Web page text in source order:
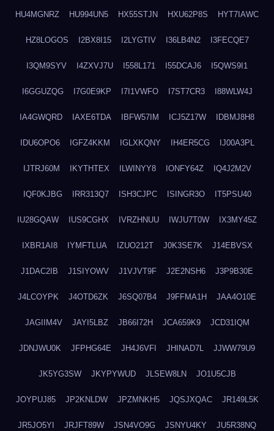
HU4MGNRZ HU994UN5 HX55STJN HXU62P8S HYT7IAWC
HZ8LOGOS I2BX8I15 I2LYGTIV I36LB4N2 I3FECQE7
I3QM9SYV I4ZXVJ7U I558L171 I55DCAJ6 I5QWS9I1
I6GGUZQG I7G0E9KP I7I1VWFO I7ST7CR3 I88WLW4J
IA4GWQRD IAXE6TDA IBFW57IM ICJ5Z17W IDBMJ8H8
IDU6OPO6 IGFZ4KKM IGLXKQNY IH4ER5CG IJ00A3PL
IJTRJ60M IKYTHTEX ILWINYY8 IONFY64Z IQ4J2M2V
IQF0KJBG IRR313Q7 ISH3CJPC ISINGR3O IT5PSU40
IU28GQAW IUS9CGHX IVRZHNUU IWJU7T0W IX3MY45Z
IXBR1AI8 IYMFTLUA IZUO212T J0K3SE7K J14EBVSX
J1DAC2IB J1SIYOWV J1VJVT9F J2E2NSH6 J3P9B30E
J4LCOYPK J4OTD6ZK J6SQ07B4 J9FFMA1H JAA4O10E
JAGIIM4V JAYI5LBZ JB66I72H JCA659K9 JCD31IQM
JDNJWU0K JFPHG64E JH4J6VFI JHINAD7L JJWW79U9
JK5YG3SW JKYPYWUD JLSEW8LN JO1U5CJB
JOYPUJ85 JP2KNLDW JPZMNKH5 JQSJXQAC JR149L5K
JR5JO5YI JRJFT89W JSN4VO9G JSNYU4KY JU5R38NQ